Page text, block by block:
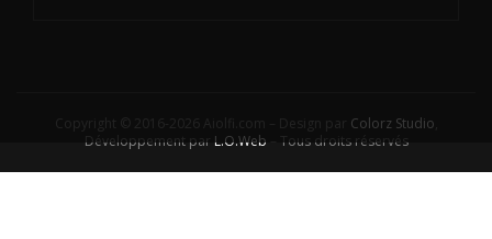
Colorz Studio
Développement par L.O.Web – Tous droits réservés